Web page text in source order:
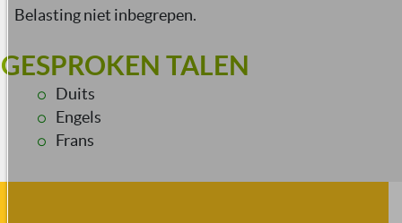
Belasting niet inbegrepen.
GESPROKEN TALEN
Duits
Engels
Frans